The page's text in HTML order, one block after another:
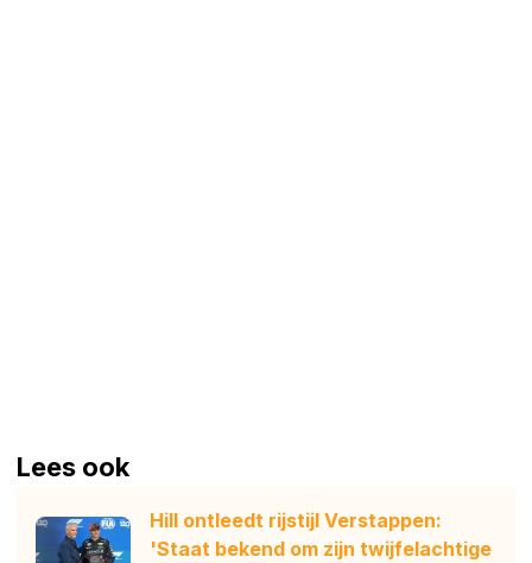
Lees ook
Hill ontleedt rijstijl Verstappen:
'Staat bekend om zijn twijfelachtige